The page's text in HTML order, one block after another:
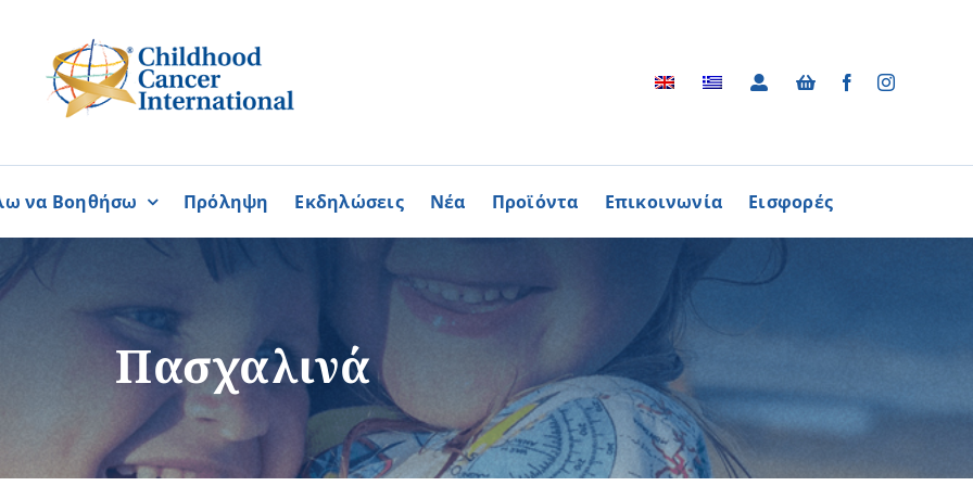
Παγκύπρια Συμμαχία Σπάνιων Παθήσεων
Παγκύπριο Συντονιστικό Συμβούλιο Εθελοντισμού
Ομοσπονδία Συνδέσμων Ασθενών Κύπρου
Φλόγα Ελλάδος
Φωτογραφικό Αρχείο
Βίντεο
Ραδιοφωνικές Διαφημίσεις
Διαφημίσεις / Φυλλάδια
Τα Τραγούδια
να Βοηθήσω
ΓΙΝΟΜΑΙ
Περισσότερα
ΓΙΝΟΜΑΙ
ΕΘΕΛΟΝΤΗΣ
Περισσότερα
ΑΓΟΡΑΖΩ
ΠΡΟΙΟΝΤΑ
Περισσότερα
Πρόληψη Εκδηλώσεις Νέα Προϊόντα Επικοινωνία Εισφορές
Πασχαλινά